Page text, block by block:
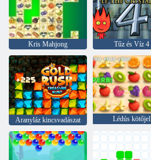
Kris Mahjong Tűz és Víz 4
Aranyláz kincsvadászat Lédús kötőjel